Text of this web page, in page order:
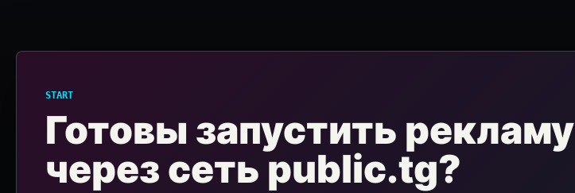
START
Готовы запустить рекламу
через сеть public.tg?